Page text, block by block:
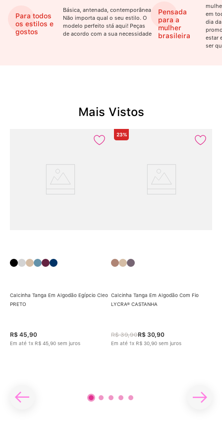
Para todos
os estilos e
gostos
Básica, antenada, contemporânea.
Não importa qual o seu estilo. O
modelo perfeito stá aqui! Peças
de acordo com a sua necessidade
Pensada
para a
mulher
brasileira
em
dia
estar
ser
Mais Vistos
Calcinha Tanga Em Algodão Egípcio Cleo
PRETO
R$ 45,90
Em até 1x R$ 45 90 sem juros
23%
Calcinha Tanga Em Algodão Com Fio
LYCRA® CASTANHA
R$ 39,90R$ 30,90
Em até 1x R$ 30 90 sem juros